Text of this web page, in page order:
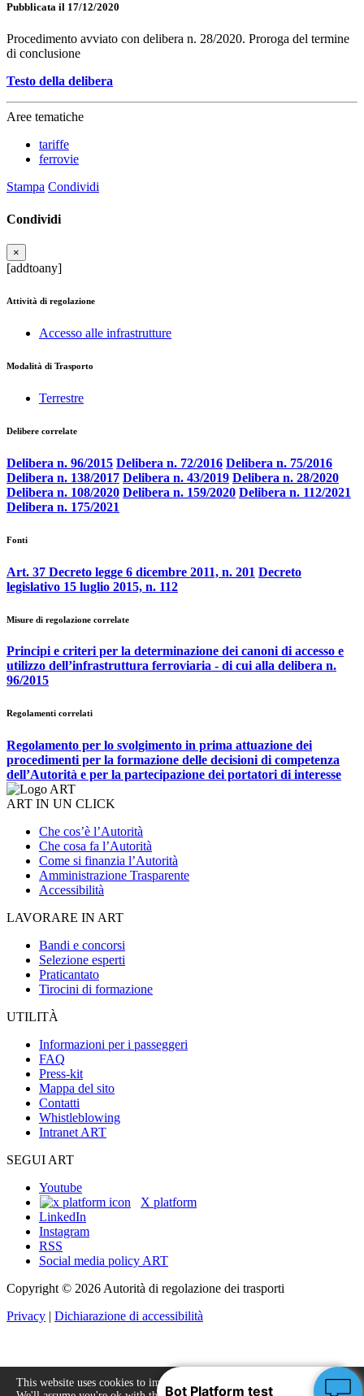
Pubblicata il 17/12/2020
Procedimento avviato con delibera n. 28/2020. Proroga del termine
di conclusione
Testo della delibera
Aree tematiche
tariffe
ferrovie
Stampa Condividi
Condividi
×
[addtoany]
Attività di regolazione
Accesso alle infrastrutture
Modalità di Trasporto
Terrestre
Delibere correlate
Delibera n. 96/2015 Delibera n. 72/2016 Delibera n. 75/2016
Delibera n. 138/2017 Delibera n. 43/2019 Delibera n. 28/2020
Delibera n. 108/2020 Delibera n. 159/2020 Delibera n. 112/2021
Delibera n. 175/2021
Fonti
Art. 37 Decreto legge 6 dicembre 2011, n. 201 Decreto
legislativo 15 luglio 2015, n. 112
Misure di regolazione correlate
Principi e criteri per la determinazione dei canoni di accesso e
utilizzo dell’infrastruttura ferroviaria - di cui alla delibera n.
96/2015
Regolamenti correlati
Regolamento per lo svolgimento in prima attuazione dei
procedimenti per la formazione delle decisioni di competenza
dell’Autorità e per la partecipazione dei portatori di interesse
ART IN UN CLICK
Che cos’è l’Autorità
Che cosa fa l’Autorità
Come si finanzia l’Autorità
Amministrazione Trasparente
Accessibilità
LAVORARE IN ART
Bandi e concorsi
Selezione esperti
Praticantato
Tirocini di formazione
UTILITÀ
Informazioni per i passeggeri
FAQ
Press-kit
Mappa del sito
Contatti
Whistleblowing
Intranet ART
SEGUI ART
Youtube
X platform
LinkedIn
Instagram
RSS
Social media policy ART
Copyright © 2026 Autorità di regolazione dei trasporti
Privacy | Dichiarazione di accessibilità
This website uses cookies to improve your experience.